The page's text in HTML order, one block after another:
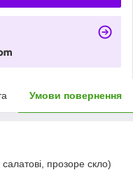
Умови повернення
прозоре скло)